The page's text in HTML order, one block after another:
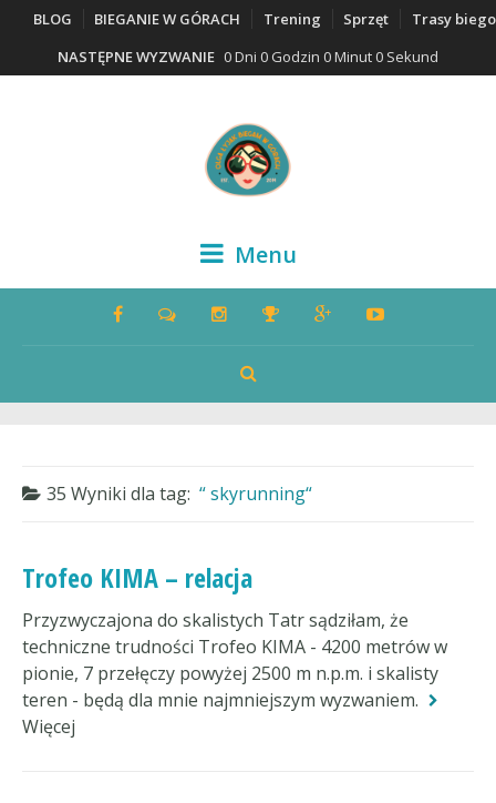
BLOG BIEGANIE W GÓRACH Trening Sprzęt
Trasy
NASTĘPNE WYZWANIE 0 Dni 0 Godzin 0 Minut 0 Sekund
Menu
35 Wyniki dla tag: skyrunning
Trofeo KIMA – relacja
Przyzwyczajona do skalistych Tatr sądziłam, że
techniczne trudności Trofeo KIMA - 4200 metrów w
pionie, 7 przełęczy powyżej 2500 m n.p.m. i skalisty
teren - będą dla mnie najmniejszym wyzwaniem.
Więcej